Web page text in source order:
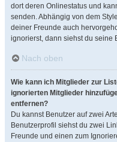
dort deren Onlinestatus und
senden. Abhängig von dem
deiner Freunde auch
ignorierst, dann siehst du seine
Nach oben
Wie kann ich Mitglieder zur
ignorierten Mitglieder
entfernen?
Du kannst Benutzer auf zwei
Benutzerprofil siehst du zwei
Freunde und einen zum